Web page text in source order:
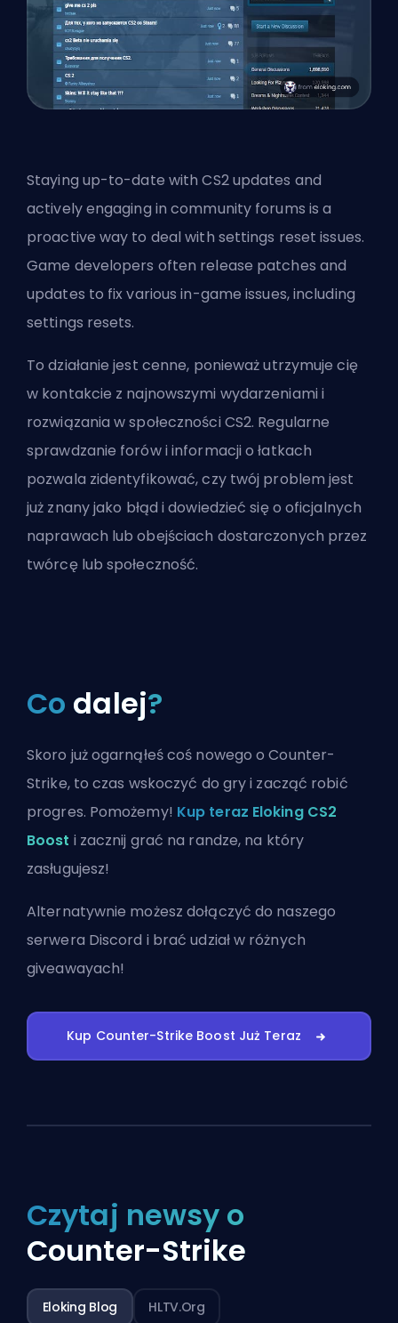
Staying up-to-date with CS2 updates and
actively engaging in community forums is a
proactive way to deal with settings reset issues.
Game developers often release patches and
updates to fix various in-game issues, including
settings resets.
To działanie jest cenne, ponieważ utrzymuje cię
w kontakcie z najnowszymi wydarzeniami i
rozwiązania w społeczności CS2. Regularne
sprawdzanie forów i informacji o łatkach
pozwala zidentyfikować, czy twój problem jest
już znany jako błąd i dowiedzieć się o oficjalnych
naprawach lub obejściach dostarczonych przez
twórcę lub społeczność.
Co dalej?
Skoro już ogarnąłeś coś nowego o Counter-
Strike, to czas wskoczyć do gry i zacząć robić
progres. Pomożemy! Kup teraz Eloking CS2
Boost i zacznij grać na randze, na który
zasługujesz!
Alternatywnie możeszdołączyć do naszego
serwera Discord i brać udział w różnych
giveawayach!
Kup Counter-Strike Boost Już Teraz
Czytaj newsy o
Counter-Strike
Eloking Blog HLTV.org